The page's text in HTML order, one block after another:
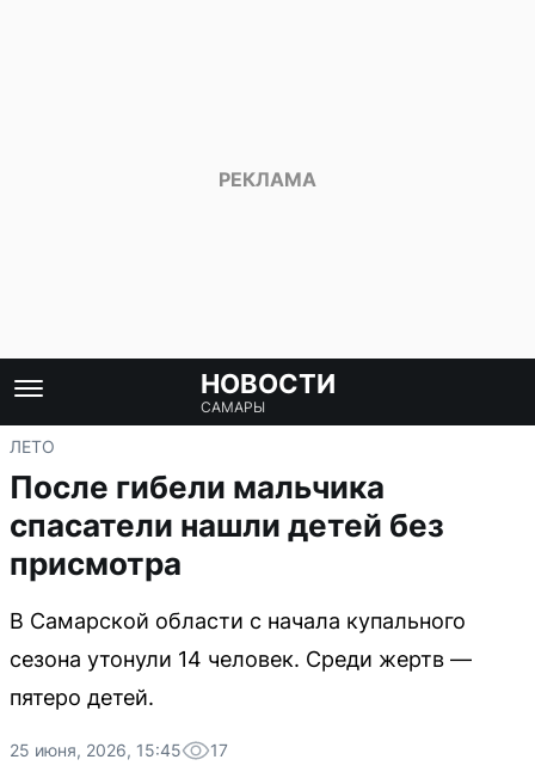
НОВОСТИ
САМАРЫ
ЛЕТО
После гибели мальчика
спасатели нашли детей без
присмотра
В Самарской области с начала купального
сезона утонули 14 человек. Среди жертв —
пятеро детей.
25 июня, 2026, 15:45 17